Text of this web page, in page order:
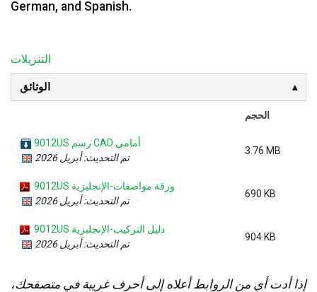
German, and Spanish.
التنزيلات
الوثائق
الحجم
9012US رسم CAD أمامي
تم التحديث: أبريل 2026
3.76 MB
9012US ورقة مواصفات-الإنجليزية
تم التحديث: أبريل 2026
690 KB
9012US دليل التركيب-الإنجليزية
تم التحديث: أبريل 2026
904 KB
إذا أدت أي من الروابط أعلاه إلى أحرف غريبة في متصفحك،